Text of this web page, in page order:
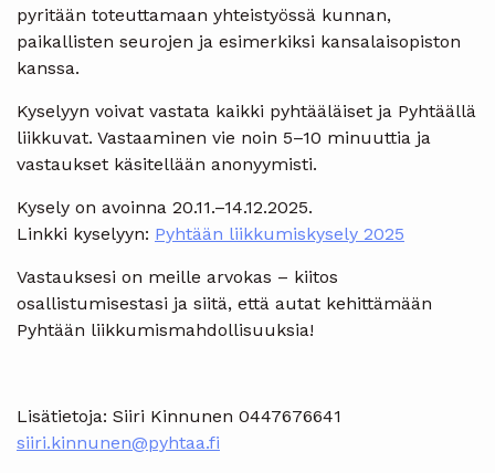
pyritään toteuttamaan yhteistyössä kunnan,
paikallisten seurojen ja esimerkiksi kansalaisopiston
kanssa.
Kyselyyn voivat vastata kaikki pyhtääläiset ja Pyhtäällä
liikkuvat. Vastaaminen vie noin 5–10 minuuttia ja
vastaukset käsitellään anonyymisti.
Kysely on avoinna 20.11.–14.12.2025.
Linkki kyselyyn: Pyhtään liikkumiskysely 2025
Vastauksesi on meille arvokas – kiitos
osallistumisestasi ja siitä, että autat kehittämään
Pyhtään liikkumismahdollisuuksia!
Lisätietoja: Siiri Kinnunen 0447676641
siiri.kinnunen@pyhtaa.fi